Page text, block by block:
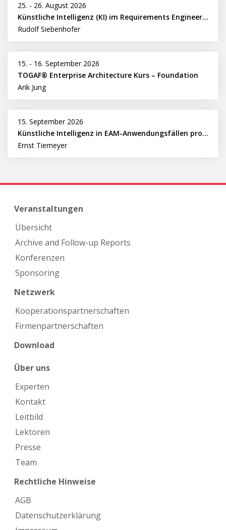
25. - 26. August 2026
Künstliche Intelligenz (KI) im Requirements Engineering erfolgreich einsetzen
Rudolf Siebenhofer
15. - 16. September 2026
TOGAF® Enterprise Architecture Kurs – Foundation
Arik Jung
15. September 2026
Künstliche Intelligenz in EAM-Anwendungsfällen professionell nutzen
Ernst Tiemeyer
Veranstaltungen
Übersicht
Archive and Follow-up Reports
Konferenzen
Sponsoring
Netzwerk
Kooperations­partnerschaften
Firmen­partnerschaften
Download
Über uns
Experten
Kontakt
Leitbild
Lektoren
Presse
Team
Rechtliche Hinweise
AGB
Datenschutzerklärung